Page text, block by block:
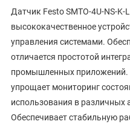
Датчик Festo SMTO-4U-NS-K-
высококачественное
управления системами.
отличается простотой
промышленных приложений.
упрощает мониторинг
использования в различных
Обеспечивает стабильную